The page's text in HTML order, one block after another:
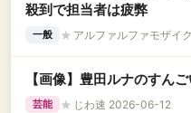
殺到で担当者は疲弊
一般 ★ アルファルファモザイ
【画像】豊田ルナのすん
芸能 ★ じわ速 2026-06-12